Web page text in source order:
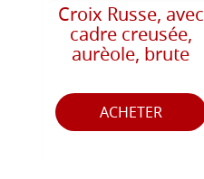
Croix Russe, avec
cadre creusée,
aurèole, brute
ACHETER